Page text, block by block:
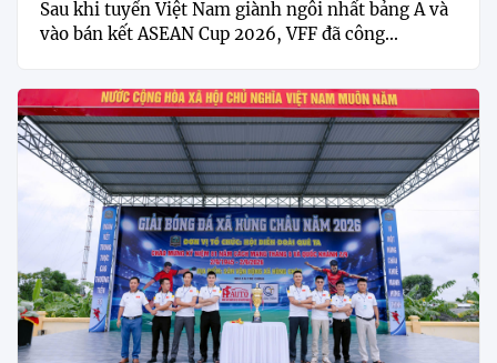
Sau khi tuyển Việt Nam giành ngôi nhất bảng A và
vào bán kết ASEAN Cup 2026, VFF đã công...